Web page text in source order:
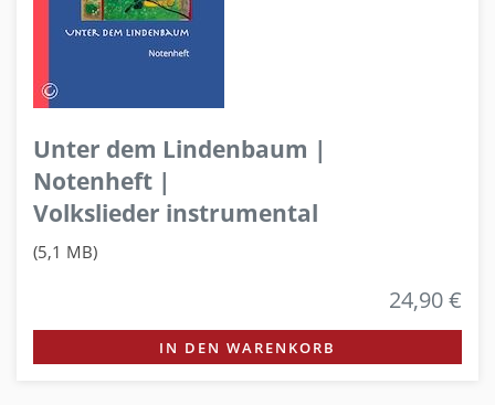
Unter dem Lindenbaum |
Notenheft |
Volkslieder instrumental
(5,1 MB)
24,90 €
IN DEN WARENKORB